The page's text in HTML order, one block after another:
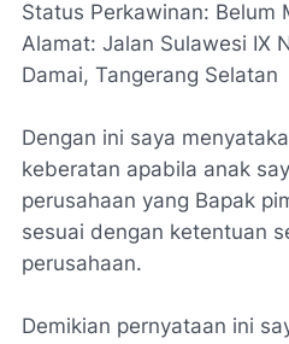
Status Perkawinan: Belum
Alamat: Jalan Sulawesi IX
Damai, Tangerang Selatan
Dengan ini saya
keberatan apabila anak
perusahaan yang Bapak
sesuai dengan ketentuan
perusahaan.
Demikian pernyataan ini